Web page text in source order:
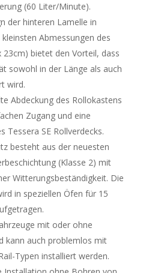
(60 Liter/Minute).
der hinteren Lamelle in
Abmessungen des
23cm) bietet den Vorteil, dass
sowohl in der Länge als auch
wird.
Abdeckung des Rollokastens
Zugang und eine
Tessera SE Rollverdecks.
besteht aus der neuesten
(Klasse 2) mit
Witterungsbeständigkeit. Die
in speziellen Öfen für 15
mit oder ohne
kann auch problemlos mit
Typen installiert werden.